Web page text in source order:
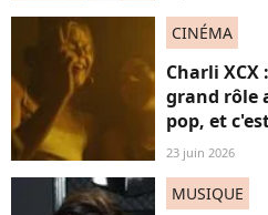
CINÉMA
Charli XCX
grand rôle
pop, et
23 juin 2026
MUSIQUE